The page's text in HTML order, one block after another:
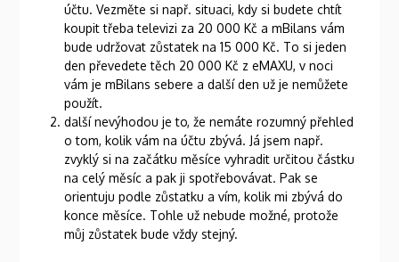
účtu. Vezměte si např. situaci, kdy si budete chtít
koupit třeba televizi za 20 000 Kč a mBilans vám
bude udržovat zůstatek na 15 000 Kč. To si jeden
den převedete těch 20 000 Kč z eMAXU, v noci
vám je mBilans sebere a další den už je nemůžete
použít.
další nevýhodou je to, že nemáte rozumný přehled
o tom, kolik vám na účtu zbývá. Já jsem např.
zvyklý si na začátku měsíce vyhradit určitou částku
na celý měsíc a pak ji spotřebovávat. Pak se
orientuju podle zůstatku a vím, kolik mi zbývá do
konce měsíce. Tohle už nebude možné, protože
můj zůstatek bude vždy stejný.